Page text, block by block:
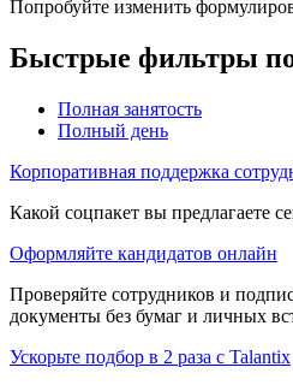
Попробуйте изменить
Быстрые фильтры
Полная занятость
Полный день
Корпоративная поддержка
Какой соцпакет вы предлагаете
Оформляйте кандидатов онлайн
Проверяйте сотрудников и
документы без бумаг и личных
Ускорьте подбор в 2 раза с Talantix